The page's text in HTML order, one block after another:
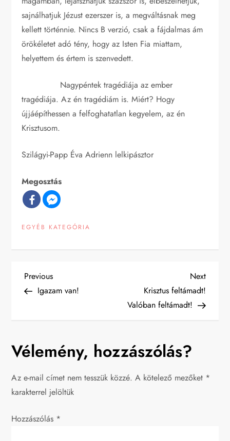
sajnálhatjuk Jézust ezerszer is, a megváltásnak meg
kellett történnie. Nincs B verzió, csak a fájdalmas ám
örökéletet adó tény, hogy az Isten Fia miattam,
helyettem és értem is szenvedett.
Nagypéntek tragédiája az ember
tragédiája. Az én tragédiám is. Miért? Hogy
újjáépíthessen a felfoghatatlan kegyelem, az én
Krisztusom.
Szilágyi-Papp Éva Adrienn lelkipásztor
Megosztás
EGYÉB KATEGÓRIA
B
e
g
y
z
Previous
Post
Previous
Igazam van!
Next
Post
Next
Krisztus feltámadt!
Valóban feltámadt!
Vélemény, hozzászólás?
Az e-mail címet nem tesszük közzé. A kötelező mezőket *
karakterrel jelöltük
Hozzászólás *